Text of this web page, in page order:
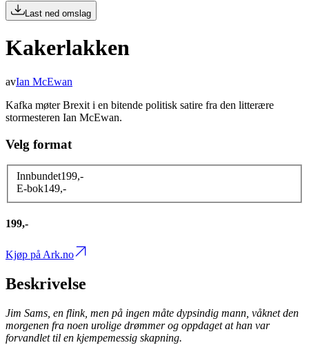
Last ned omslag
Kakerlakken
avIan McEwan
Kafka møter Brexit i en bitende politisk satire fra den litterære
stormesteren Ian McEwan.
Velg format
Innbundet199,-
E-bok149,-
199,-
Kjøp på Ark.no
Beskrivelse
Jim Sams, en flink, men på ingen måte dypsindig mann, våknet den
morgenen fra noen urolige drømmer og oppdaget at han var
forvandlet til en kjempemessig skapning.